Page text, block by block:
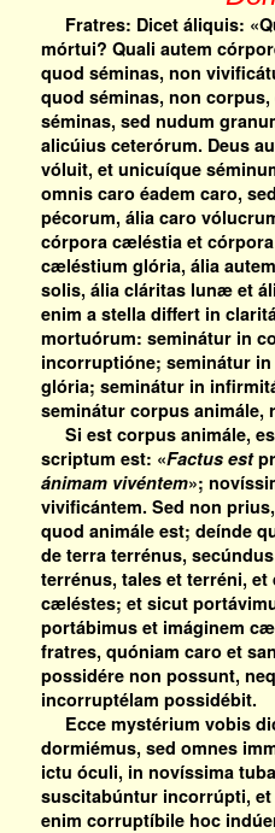
Fratres: Dicet áliquis:
mórtui? Quali autem
quod séminas, non
quod séminas, non
séminas, sed nudum
alicúius ceterórum. Deus
vóluit, et unicuíque
omnis caro éadem caro,
pécorum, ália caro
córpora cæléstia et
cæléstium glória, ália
solis, ália cláritas lunæ et
enim a stella differt in
mortuórum: seminátur in
incorruptióne; seminátur
glória; seminátur in
seminátur corpus animále,
Si est corpus animále,
scriptum est: «Factus est
ánimam vivéntem»;
vivificántem. Sed non
quod animále est; deínde
de terra terrénus,
terrénus, tales et terréni,
cæléstes; et sicut
portábimus et imáginem
fratres, quóniam caro et
possidére non possunt,
incorruptélam possidébit.
Ecce mystérium vobis
dormiémus, sed omnes
ictu óculi, in novíssima
suscitabúntur incorrúpti,
enim corruptíbile hoc